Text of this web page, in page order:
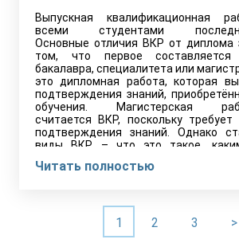
Выпускная квалификационная
всеми студентами
Основные отличия ВКР от диплома
том, что первое составляется
бакалавра, специалитета или
это дипломная работа, которая
подтверждения знаний,
обучения. Магистерская
считается ВКР, поскольку требует
подтверждения знаний. Однако
виды ВКР – что это такое,
статье.
Читать полностью
1 2 3 >